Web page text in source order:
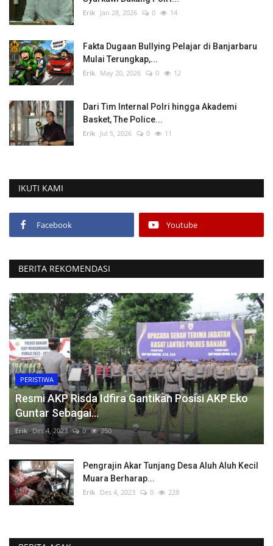
Erik Jan 28, 2026 0 14
Fakta Dugaan Bullying Pelajar di Banjarbaru
Mulai Terungkap,...
Erik May 20, 2026 0 12
Dari Tim Internal Polri hingga Akademi
Basket, The Police...
Erik Jul 5, 2026 0 11
IKUTI KAMI
Facebook Youtube
BERITA REKOMENDASI
PERISTIWA
Resmi AKP Risda Idfira Gantikan Posisi AKP Eko
Guntar Sebagai...
Erik Des 4, 2023 0 250
Pengrajin Akar Tunjang Desa Aluh Aluh Kecil
Muara Berharap...
Erik Des 4, 2023 0 228